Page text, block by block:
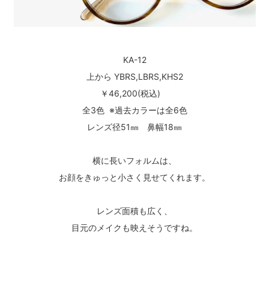
KA-12
上から YBRS,LBRS,KHS2
￥46,200(税込)
全3色 ※過去カラーは全6色
レンズ径51㎜ 鼻幅18㎜
横に長いフォルムは、
お顔をきゅっと小さく見せてくれます。
レンズ面積も広く、
目元のメイクも映えそうですね。